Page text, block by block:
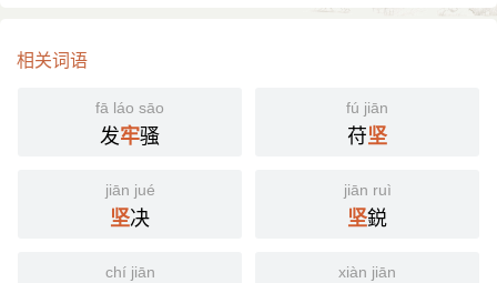
相关词语
fā láo sāo
发牢骚
fú jiān
苻坚
jiān jué
坚决
jiān ruì
坚鋭
chí jiān xiàn jiān